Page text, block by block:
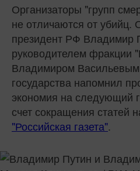
Организаторы "групп
не отличаются от убийц.
президент РФ Владимир
руководителем фракции
Владимиром
государства напомнил
экономия на следующий
счет сокращения статей
"Российская газета".